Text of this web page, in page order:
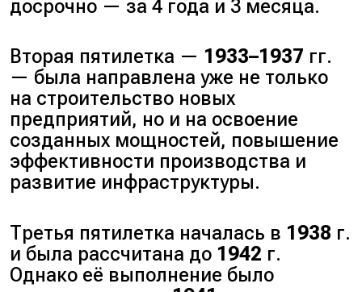
досрочно — за 4 года и 3 месяца.
Вторая пятилетка — 1933–1937 гг.
— была направлена уже не только
на строительство новых
предприятий, но и на освоение
созданных мощностей, повышение
эффективности производства и
развитие инфраструктуры.
Третья пятилетка началась в 1938 г.
и была рассчитана до 1942 г.
Однако её выполнение было